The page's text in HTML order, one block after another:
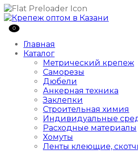
0
Главная
Каталог
Метрический крепеж
Саморезы
Дюбели
Анкерная техника
Заклепки
Строительная химия
Индивидуальные
Расходные материалы
Хомуты
Ленты клеющие,